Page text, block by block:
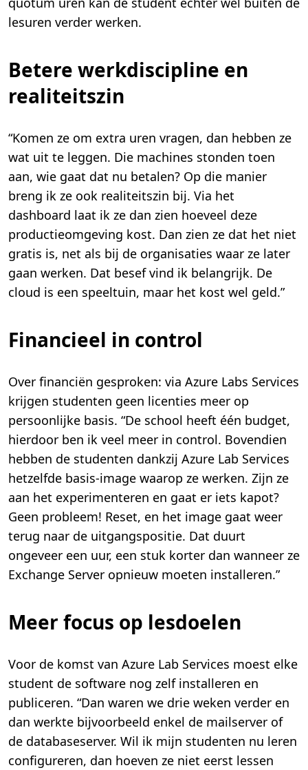
lesuren verder werken.
Betere werkdiscipline en
realiteitszin
“Komen ze om extra uren vragen, dan hebben ze
wat uit te leggen. Die machines stonden toen
aan, wie gaat dat nu betalen? Op die manier
breng ik ze ook realiteitszin bij. Via het
dashboard laat ik ze dan zien hoeveel deze
productieomgeving kost. Dan zien ze dat het niet
gratis is, net als bij de organisaties waar ze later
gaan werken. Dat besef vind ik belangrijk. De
cloud is een speeltuin, maar het kost wel geld.”
Financieel in control
Over financiën gesproken: via Azure Labs Services
krijgen studenten geen licenties meer op
persoonlijke basis. “De school heeft één budget,
hierdoor ben ik veel meer in control. Bovendien
hebben de studenten dankzij Azure Lab Services
hetzelfde basis-image waarop ze werken. Zijn ze
aan het experimenteren en gaat er iets kapot?
Geen probleem! Reset, en het image gaat weer
terug naar de uitgangspositie. Dat duurt
ongeveer een uur, een stuk korter dan wanneer ze
Exchange Server opnieuw moeten installeren.”
Meer focus op lesdoelen
Voor de komst van Azure Lab Services moest elke
student de software nog zelf installeren en
publiceren. “Dan waren we drie weken verder en
dan werkte bijvoorbeeld enkel de mailserver of
de databaseserver. Wil ik mijn studenten nu leren
configureren, dan hoeven ze niet eerst lessen